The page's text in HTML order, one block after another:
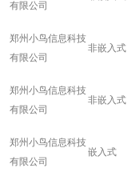
有限公司
郑州小鸟信息科技
有限公司
非嵌入式
郑州小鸟信息科技
有限公司
非嵌入式
郑州小鸟信息科技
有限公司
嵌入式